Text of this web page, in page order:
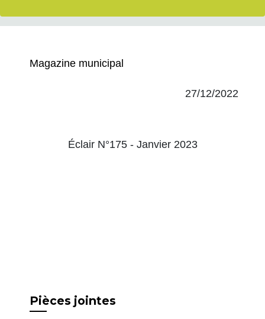
Magazine municipal
27/12/2022
Éclair N°175 - Janvier 2023
Pièces jointes